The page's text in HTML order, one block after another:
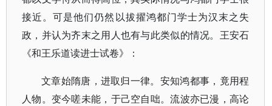
接近。可是他们仍然以拔擢鸿都门学士为汉末之失
政，并认为齐末之用人也有与此类似的情况。王安石
《和王乐道读进士试卷》：
文章始隋唐，进取归一律。安知鸿都事，竟用程
人物。变今嗟未能，于己空自咄。流波亦已漫，高论